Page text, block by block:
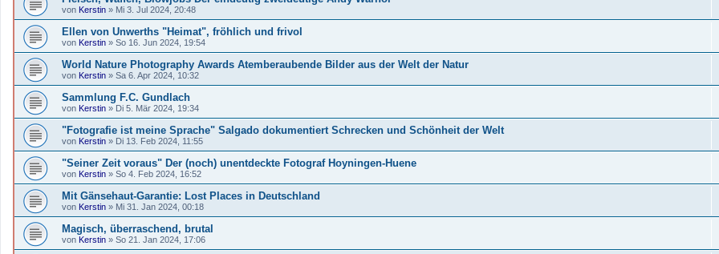
von Kerstin » Mi 3. Jul 2024, 20:48
Ellen von Unwerths "Heimat", fröhlich und frivol
von Kerstin » So 16. Jun 2024, 19:54
World Nature Photography Awards Atemberaubende Bilder aus der Welt der Natur
von Kerstin » Sa 6. Apr 2024, 10:32
Sammlung F.C. Gundlach
von Kerstin » Di 5. Mär 2024, 19:34
"Fotografie ist meine Sprache" Salgado dokumentiert Schrecken und Schönheit der Welt
von Kerstin » Di 13. Feb 2024, 11:55
"Seiner Zeit voraus" Der (noch) unentdeckte Fotograf Hoyningen-Huene
von Kerstin » So 4. Feb 2024, 16:52
Mit Gänsehaut-Garantie: Lost Places in Deutschland
von Kerstin » Mi 31. Jan 2024, 00:18
Magisch, überraschend, brutal
von Kerstin » So 21. Jan 2024, 17:06